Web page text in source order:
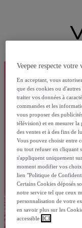
Veepee respecte votre
En acceptant, vous
que des cookies ou
traiter vos données à
commandes et les
vous proposer des
télévision) et en mesurer la
des ventes et à des fins de
Vous pouvez choisir entre
ou tout refuser en cliquant
s'appliquent uniquement
moment modifier vos choix
lien "Politique de
Certains Cookies déposés
notre service tel que ceux
personnalisation de votre
en savoir plus sur les
accessible ICI